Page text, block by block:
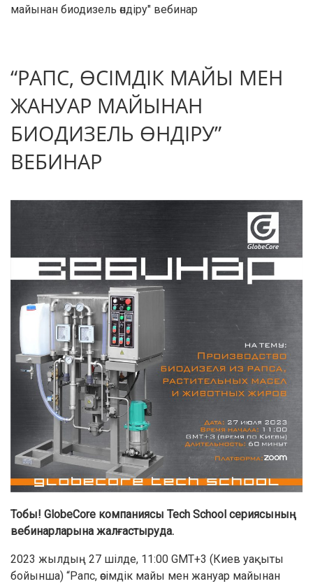
майынан биодизель өндіру" вебинар
“РАПС, ӨСІМДІК МАЙЫ МЕН
ЖАНУАР МАЙЫНАН
БИОДИЗЕЛЬ ӨНДІРУ”
ВЕБИНАР
Тобы! GlobeCore компаниясы Tech School сериясының
вебинарларына жалғастыруда.
2023 жылдың 27 шілде, 11:00 GMT+3 (Киев уақыты
бойынша) “Рапс, өсімдік майы мен жануар майынан